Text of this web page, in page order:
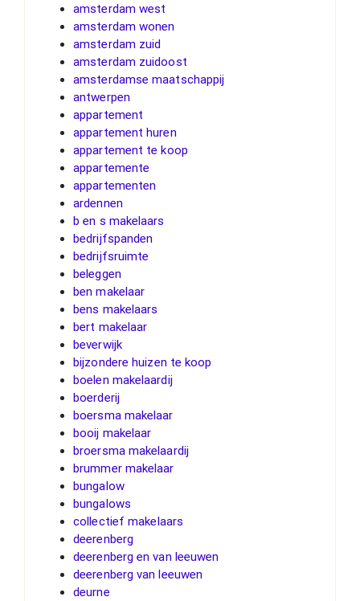
amsterdam west
amsterdam wonen
amsterdam zuid
amsterdam zuidoost
amsterdamse maatschappij
antwerpen
appartement
appartement huren
appartement te koop
appartemente
appartementen
ardennen
b en s makelaars
bedrijfspanden
bedrijfsruimte
beleggen
ben makelaar
bens makelaars
bert makelaar
beverwijk
bijzondere huizen te koop
boelen makelaardij
boerderij
boersma makelaar
booij makelaar
broersma makelaardij
brummer makelaar
bungalow
bungalows
collectief makelaars
deerenberg
deerenberg en van leeuwen
deerenberg van leeuwen
deurne